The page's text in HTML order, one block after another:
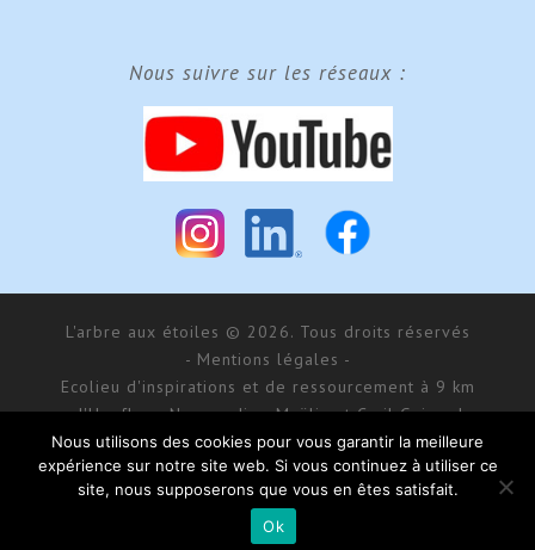
Nous suivre sur les réseaux :
L'arbre aux étoiles © 2026. Tous droits réservés
- Mentions légales -
Ecolieu d'inspirations et de ressourcement à 9 km
d'Honfleur, Normandie - Maÿlis et Cyril Guiraud
SARL MCG Evénements au capital de 177 000 € - RCS
Bernay 488 550 781
168 impasse d’Aumale - 27 210 Fatouville-Grestain
Site réalisé par
Nous utilisons des cookies pour vous garantir la meilleure
expérience sur notre site web. Si vous continuez à utiliser ce
site, nous supposerons que vous en êtes satisfait.
Ok